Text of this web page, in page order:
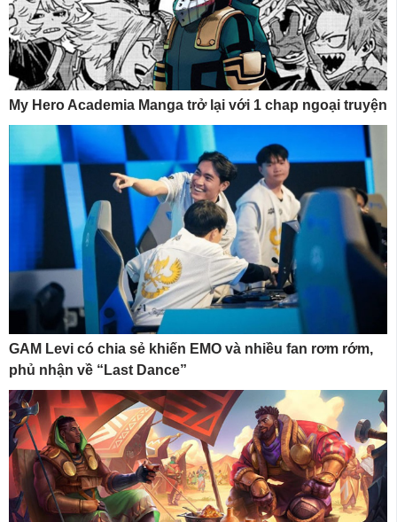
My Hero Academia Manga trở lại với 1 chap ngoại truyện
GAM Levi có chia sẻ khiến EMO và nhiều fan rơm rớm,
phủ nhận về “Last Dance”